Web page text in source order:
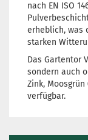
nach EN ISO
erheblich, was
starken
Das Gartentor
sondern auch
Zink, Moosgrün
verfügbar.